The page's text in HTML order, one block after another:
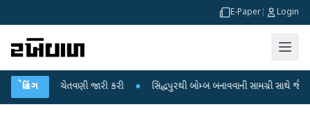
E-Paper Login
બ્રેકિંગ
ચેતવણી જારી કરી ● સિદ્ધપુરથી બોમ્બ બનાવવાની સામગ્રી સાથે જૈશના 5